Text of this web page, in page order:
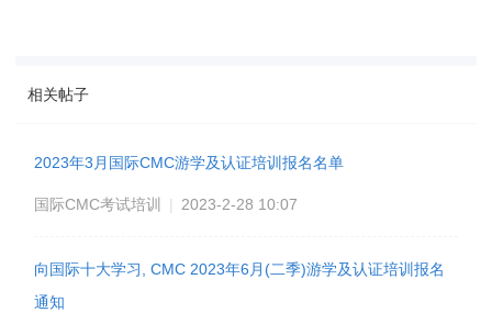
相关帖子
2023年3月国际CMC游学及认证培训报名名单
国际CMC考试培训 | 2023-2-28 10:07
向国际十大学习, CMC 2023年6月(二季)游学及认证培训报名
通知